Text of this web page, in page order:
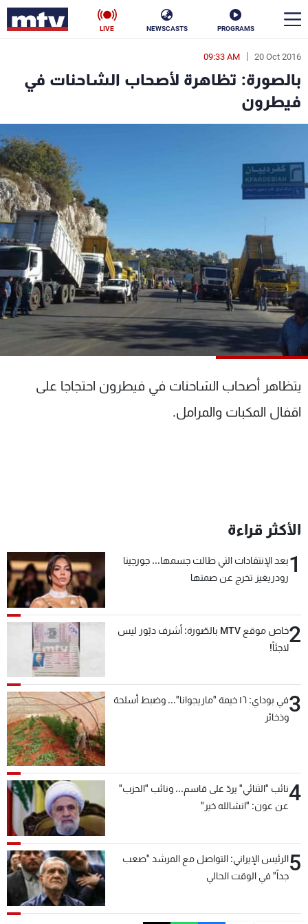
PROGRAMS
NEWSCASTS
LIVE
20 Oct 2016
09:33 AM
بالصورة: تظاهرة لأصحاب الشاحنات في
فيطرون
يتظاهر أصحاب الشاحنات في فيطرون احتجاجا على
اقفال المكبات والمرامل.
الأكثر قراءة
1بعد الإنتقادات التي طالت جسمها... جورجينا
رودريغيز تخرج عن صمتها
2
خاص موقع MTV بالصّورة: أشرف دبّور ليس
لاجئاً!
3
في بوداي: ١٦ خيمة "ماريجوانا"... وضبط أسلحة
وذخائر
4نائب "الثنائي" يردّ على قاسم... ونائب "الحزب"
عن عون: "انشالله خير"
5الرئيس الإيراني: التواصل مع المرشد "صعب
جداً" في الوقت الحالي
en
الأخبار
سياسة ناس
منوعات
البرامج
جدول البرامج
شاهد البرامج
الترددات
عن MTV
لاعلاناتكم
وظائف